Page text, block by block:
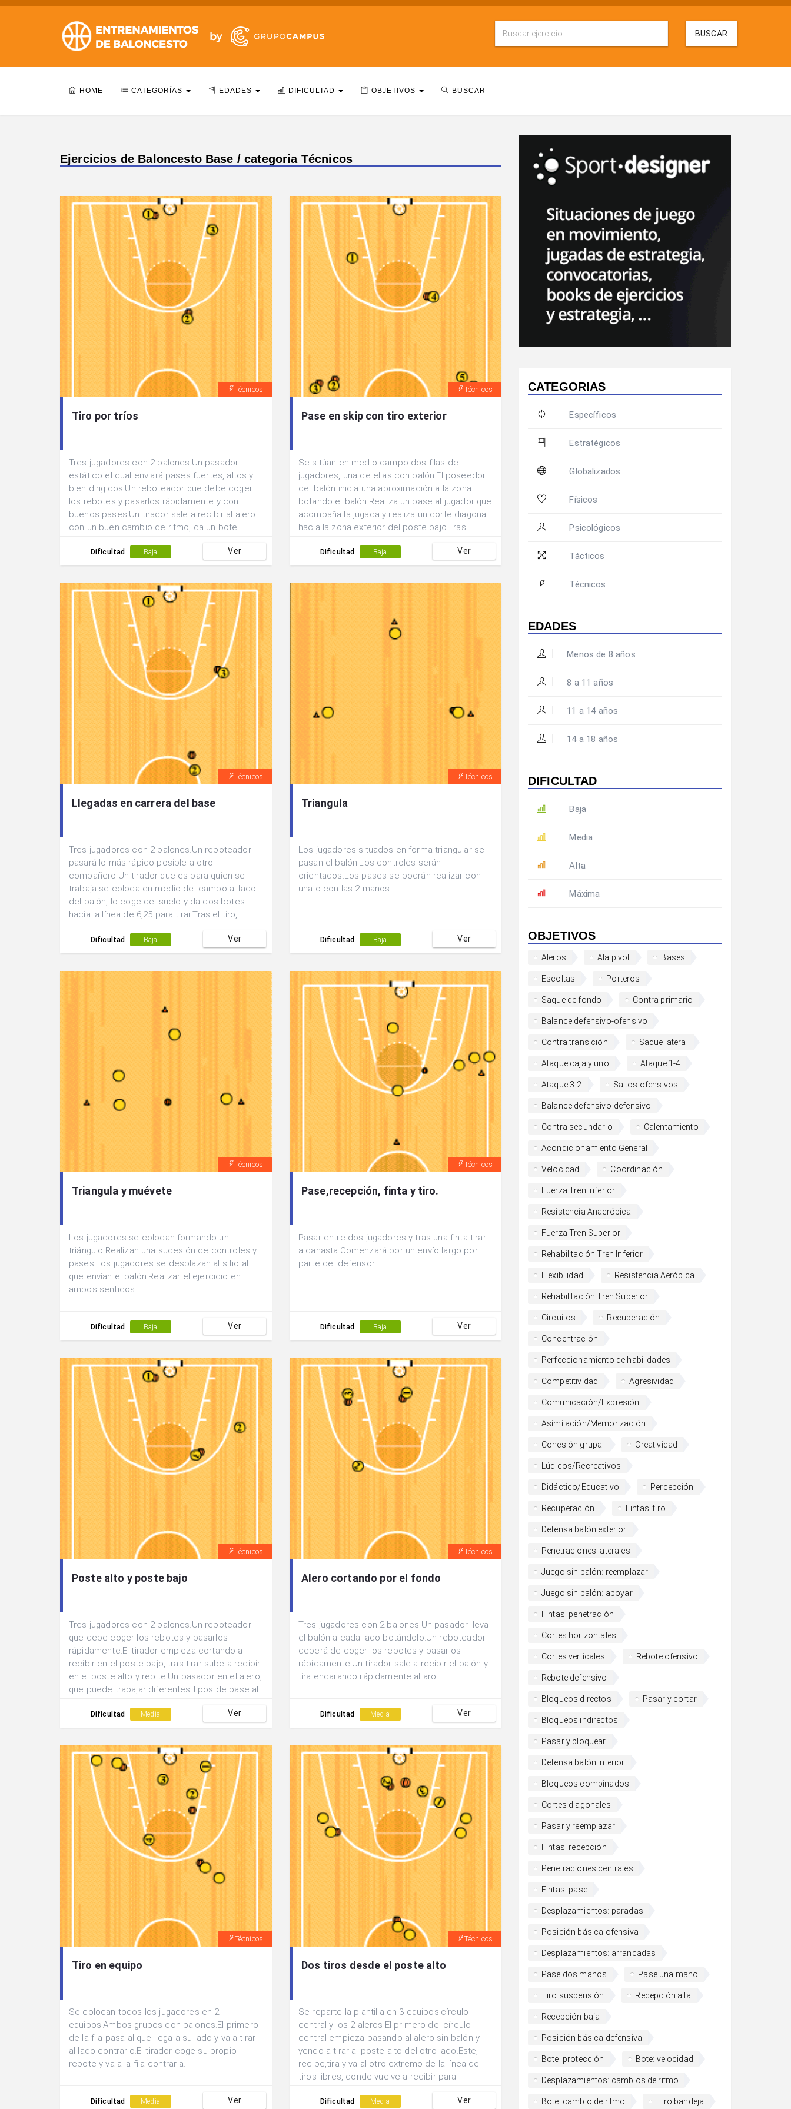
BUSCAR
HOME CATEGORÍAS EDADES DIFICULTAD OBJETIVOS BUSCAR
Ejercicios de Baloncesto Base / categoria Técnicos
Técnicos
Tiro por tríos
Tres jugadores con 2 balones.Un pasador
estático el cual enviará pases fuertes, altos y
bien dirigidos.Un reboteador que debe coger
los rebotes y pasarlos rápidamente y con
buenos pases.Un tirador sale a recibir al alero
con un buen cambio de ritmo, da un bote
suspensión.Tras caer equilibrado, arranca hacia
el alero y repite.
Dificultad Baja Ver
Técnicos
Pase en skip con tiro exterior
Se sitúan en medio campo dos filas de
jugadores, una de ellas con balón.El poseedor
del balón inicia una aproximación a la zona
botando el balón.Realiza un pase al jugador que
acompaña la jugada y realiza un corte diagonal
hacia la zona exterior del poste bajo.Tras
efectúa un lanzamiento exterior en
suspensión.Se intercambian las posiciones.
Dificultad Baja Ver
Técnicos
Llegadas en carrera del base
Tres jugadores con 2 balones.Un reboteador
pasará lo más rápido posible a otro
compañero.Un tirador que es para quien se
trabaja se coloca en medio del campo al lado
del balón, lo coge del suelo y da dos botes
hacia la línea de 6,25 para tirar.Tras el tiro,
repite.Un compañero en medio de campo que
recoge los pases del reboteador y los deja en
Dificultad Baja Ver
Técnicos
Triangula
Los jugadores situados en forma triangular se
pasan el balón.Los controles serán
orientados.Los pases se podrán realizar con
una o con las 2 manos.
Dificultad Baja Ver
Técnicos
Triangula y muévete
Los jugadores se colocan formando un
triángulo.Realizan una sucesión de controles y
pases.Los jugadores se desplazan al sitio al
que envían el balón.Realizar el ejercicio en
ambos sentidos.
Dificultad Baja Ver
Técnicos
Pase,recepción, finta y tiro.
Pasar entre dos jugadores y tras una finta tirar
a canasta.Comenzará por un envío largo por
parte del defensor.
Dificultad Baja Ver
Técnicos
Poste alto y poste bajo
Tres jugadores con 2 balones.Un reboteador
que debe coger los rebotes y pasarlos
rápidamente.El tirador empieza cortando a
recibir en el poste bajo, tras tirar sube a recibir
en el poste alto y repite.Un pasador en el alero,
que puede trabajar diferentes tipos de pase al
Dificultad Media Ver
Técnicos
Alero cortando por el fondo
Tres jugadores con 2 balones.Un pasador lleva
el balón a cada lado botándolo.Un reboteador
deberá de coger los rebotes y pasarlos
rápidamente.Un tirador sale a recibir el balón y
tira encarando rápidamente al aro.
Dificultad Media Ver
Técnicos
Tiro en equipo
Se colocan todos los jugadores en 2
equipos.Ambos grupos con balones.El primero
de la fila pasa al que llega a su lado y va a tirar
al lado contrario.El tirador coge su propio
rebote y va a la fila contraria.
Dificultad Media Ver
Técnicos
Dos tiros desde el poste alto
Se reparte la plantilla en 3 equipos:círculo
central y los 2 aleros.El primero del círculo
central empieza pasando al alero sin balón y
yendo a tirar al poste alto del otro lado.Este,
recibe,tira y va al otro extremo de la línea de
tiros libres, donde vuelve a recibir para
de alero.Los que están en los aleros pasan al
Dificultad Media Ver
CATEGORIAS
Específicos
Estratégicos
Globalizados
Físicos
Psicológicos
Tácticos
Técnicos
EDADES
Menos de 8 años
8 a 11 años
11 a 14 años
14 a 18 años
DIFICULTAD
Baja
Media
Alta
Máxima
OBJETIVOS
Aleros Ala pivot Bases
Escoltas Porteros
Saque de fondo Contra primario
Balance defensivo-ofensivo
Contra transición Saque lateral
Ataque caja y uno Ataque 1-4
Ataque 3-2 Saltos ofensivos
Balance defensivo-defensivo
Contra secundario Calentamiento
Acondicionamiento General
Velocidad Coordinación
Fuerza Tren Inferior
Resistencia Anaeróbica
Fuerza Tren Superior
Rehabilitación Tren Inferior
Flexibilidad Resistencia Aeróbica
Rehabilitación Tren Superior
Circuitos Recuperación
Concentración
Perfeccionamiento de habilidades
Competitividad Agresividad
Comunicación/Expresión
Asimilación/Memorización
Cohesión grupal Creatividad
Lúdicos/Recreativos
Didáctico/Educativo Percepción
Recuperación Fintas: tiro
Defensa balón exterior
Penetraciones laterales
Juego sin balón: reemplazar
Juego sin balón: apoyar
Fintas: penetración
Cortes horizontales
Cortes verticales Rebote ofensivo
Rebote defensivo
Bloqueos directos Pasar y cortar
Bloqueos indirectos
Pasar y bloquear
Defensa balón interior
Bloqueos combinados
Cortes diagonales
Pasar y reemplazar
Fintas: recepción
Penetraciones centrales
Fintas: pase
Desplazamientos: paradas
Posición básica ofensiva
Desplazamientos: arrancadas
Pase dos manos Pase una mano
Tiro suspensión Recepción alta
Recepción baja
Posición básica defensiva
Bote: protección Bote: velocidad
Desplazamientos: cambios de ritmo
Bote: cambio de ritmo Tiro bandeja